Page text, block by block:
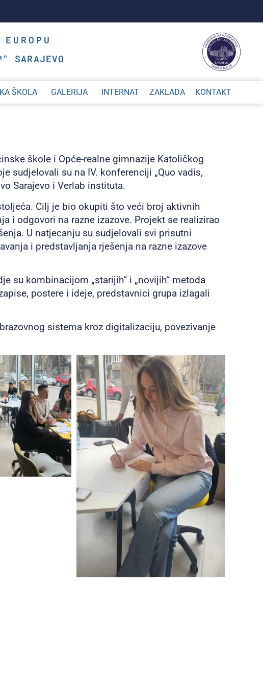
SARAJEVO
ŠKOLA GALERIJA INTERNAT ZAKLADA KONTAKT
škole i Opće-realne gimnazije Katoličkog
sudjelovali su na IV. konferenciji „Quo vadis,
Sarajevo i Verlab instituta.
Cilj je bio okupiti što veći broj aktivnih
i odgovori na razne izazove. Projekt se realizirao
U natjecanju su sudjelovali svi prisutni
i predstavljanja rješenja na razne izazove
su kombinacijom „starijih“ i „novijih“ metoda
postere i ideje, predstavnici grupa izlagali
sistema kroz digitalizaciju, povezivanje